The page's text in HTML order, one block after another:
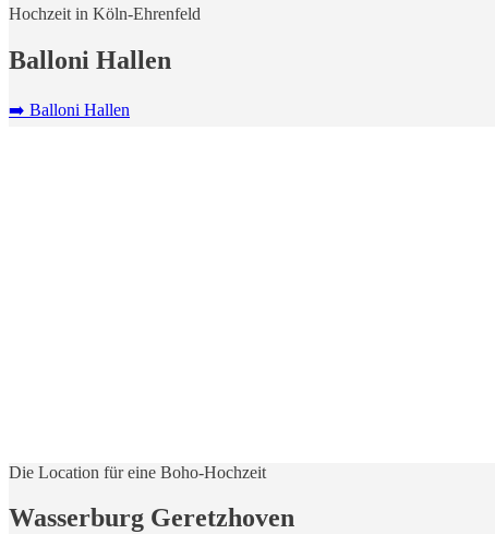
Hochzeit in Köln-Ehrenfeld
Balloni Hallen
➡️ Balloni Hallen
Die Location für eine Boho-Hochzeit
Wasserburg Geretzhoven